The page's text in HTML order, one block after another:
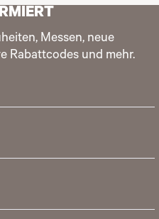
Messen, neue
Rabattcodes und mehr.